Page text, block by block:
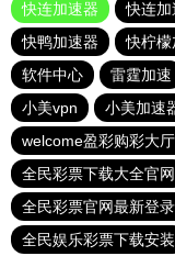
快连加速器
快连加
快鸭加速器
快柠檬
软件中心
雷霆加速
小美vpn
小美加速
welcome盈彩购彩大
全民彩票下载大全官网
全民彩票官网最新登
全民娱乐彩票下载安装